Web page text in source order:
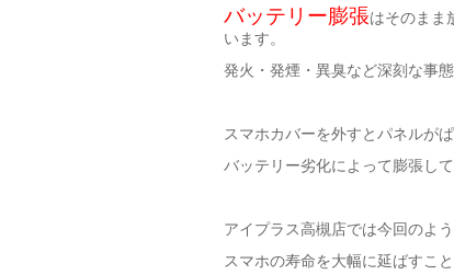
バッテリー膨張はそのまま
います。
発火・発煙・異臭など深刻な事
スマホカバーを外すとパネルが
バッテリー劣化によって膨張し
アイプラス高槻店では今回のよ
スマホの寿命を大幅に延ばすこ